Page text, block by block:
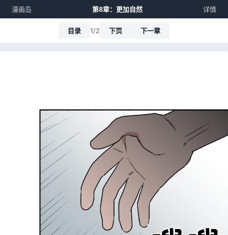
漫画岛 第8章：更加自然 详情
目录 1/2 下页 下一章